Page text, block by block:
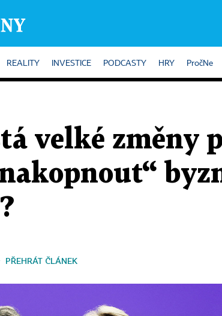
REALITY INVESTICE PODCASTY HRY PročNe
velké změny
PŘEHRÁT ČLÁNEK